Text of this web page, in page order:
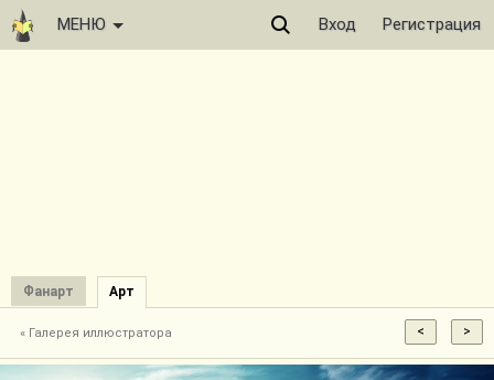
МЕНЮ Вход Регистрация
Фанарт Арт
« Галерея иллюстратора